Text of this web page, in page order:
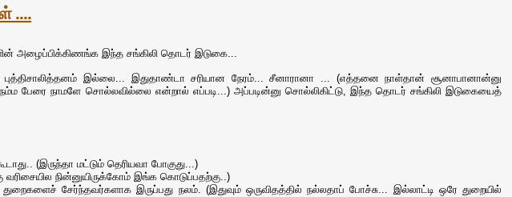
....
அழைப்பிக்கிணங்க இந்த சங்கிலி தொடர் இடுகை...
இல்லை... இதுதாண்டா சரியான நேரம்... சீனாரானா ... (எத்தனை நாள்தான் சூனாபானான்னு
பேரை நாமளே சொல்லவில்லை என்றால் எப்படி...) அப்படின்னு சொல்லிகிட்டு, இந்த தொடர் சங்கிலி இடுகையைத்
(இருந்தா மட்டும் தெரியவா போகுது...)
நின்னுயிருக்கோம் இங்க கொடுப்பதற்கு..)
சேர்ந்தவர்களாக இருப்பது நலம். (இதுவும் ஒருவிதத்தில் நல்லதாப் போச்சு... இல்லாட்டி ஒரே துறையில்